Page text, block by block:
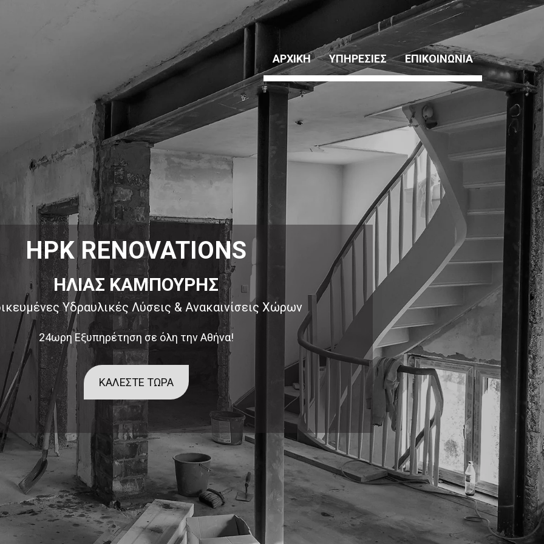
ΑΡΧΙΚΗ ΥΠΗΡΕΣΙΕΣ ΕΠΙΚΟΙΝΩΝΙΑ
HPK RENOVATIONS
ΗΛΙΑΣ ΚΑΜΠΟΥΡΗΣ
Υδραυλικές Λύσεις & Ανακαινίσεις Χώρων
24ωρη Εξυπηρέτηση σε όλη την Αθήνα!
ΚΑΛΕΣΤΕ ΤΩΡΑ